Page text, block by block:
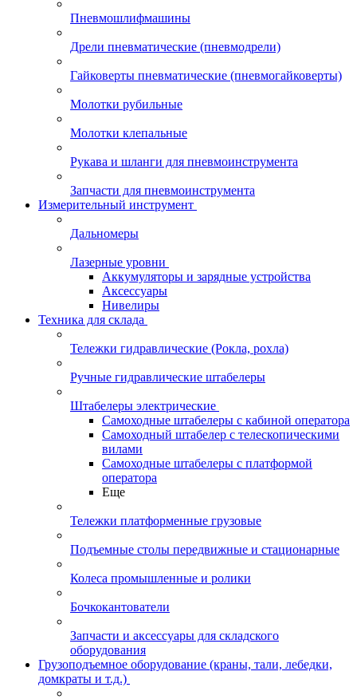
Пневмошлифмашины
Дрели пневматические (пневмодрели)
Гайковерты пневматические (пневмогайковерты)
Молотки рубильные
Молотки клепальные
Рукава и шланги для пневмоинструмента
Запчасти для пневмоинструмента
Измерительный инструмент
Дальномеры
Лазерные уровни
Аккумуляторы и зарядные устройства
Аксессуары
Нивелиры
Техника для склада
Тележки гидравлические (Рокла, рохла)
Ручные гидравлические штабелеры
Штабелеры электрические
Самоходные штабелеры с кабиной оператора
Самоходный штабелер с телескопическими
вилами
Самоходные штабелеры с платформой
оператора
Еще
Тележки платформенные грузовые
Подъемные столы передвижные и стационарные
Колеса промышленные и ролики
Бочкокантователи
Запчасти и аксессуары для складского
оборудования
Грузоподъемное оборудование (краны, тали, лебедки,
домкраты и т.д.)